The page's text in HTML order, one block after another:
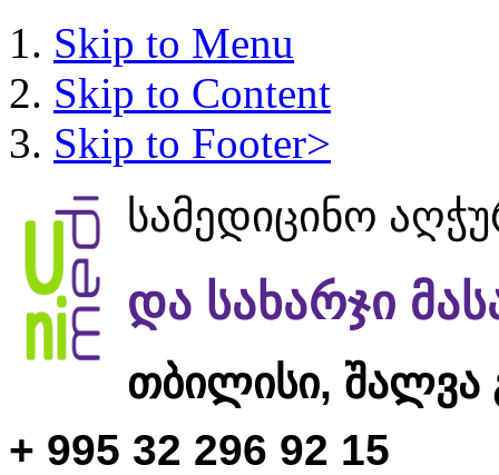
Skip to Menu
Skip to Content
Skip to Footer>
სამედიცინო
და სახარჯი
თბილისი, შალვა
+ 995 32 296 92 15